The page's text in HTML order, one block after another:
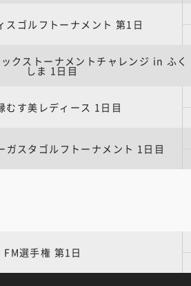
スゴルフトーナメント 第1日
クストーナメントチャレンジ in ふく
しま 1日目
むす美レディース 1日目
ガスタゴルフトーナメント 1日目
FM選手権 第1日